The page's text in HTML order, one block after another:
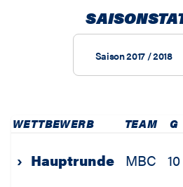
Saison 2017 / 2018
WETTBEWERB TEAM G
› Hauptrunde MBC 10